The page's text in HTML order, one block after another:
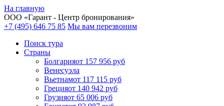
На главную
ООО «Гарант - Центр бронирования»
+7 (495) 646 75 85 Мы вам перезвоним
Поиск тура
Cтраны
Болгарияот 157 956 руб
Венесуэла
Вьетнамот 117 115 руб
Грецияот 140 942 руб
Грузияот 65 006 руб